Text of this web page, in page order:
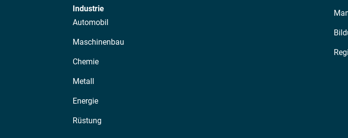
Industrie
Automobil
Maschinenbau
Chemie
Metall
Energie
Rüstung